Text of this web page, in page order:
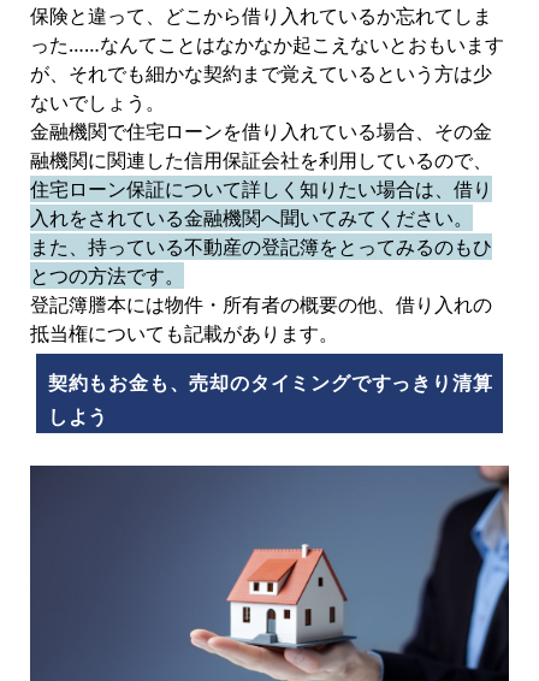
保険と違って、どこから借り入れているか忘れてしま
った……なんてことはなかなか起こえないとおもいます
が、それでも細かな契約まで覚えているという方は少
ないでしょう。
金融機関で住宅ローンを借り入れている場合、その金
融機関に関連した信用保証会社を利用しているので、
住宅ローン保証について詳しく知りたい場合は、借り
入れをされている金融機関へ聞いてみてください。
また、持っている不動産の登記簿をとってみるのもひ
とつの方法です。
登記簿謄本には物件・所有者の概要の他、借り入れの
抵当権についても記載があります。
契約もお金も、売却のタイミングですっきり清算
しよう